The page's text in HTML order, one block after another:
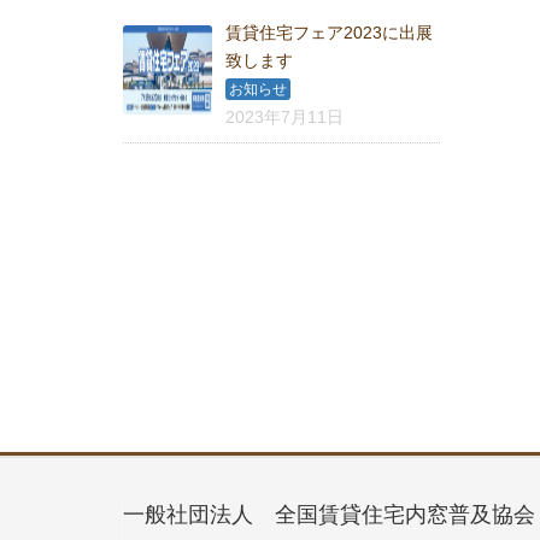
賃貸住宅フェア2023に出展
致します
お知らせ
2023年7月11日
一般社団法人 全国賃貸住宅内窓普及協会